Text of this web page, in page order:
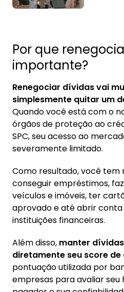
Por que
importante?
Renegociar dívidas vai
simplesmente quitar um
Quando você está com o
órgãos de proteção ao
SPC, seu acesso ao
severamente limitado.
Como resultado, você tem
conseguir empréstimos,
veículos e imóveis, ter
aprovado e até abrir
instituições financeiras.
Além disso, manter
diretamente seu score
pontuação utilizada por
empresas para avaliar seu